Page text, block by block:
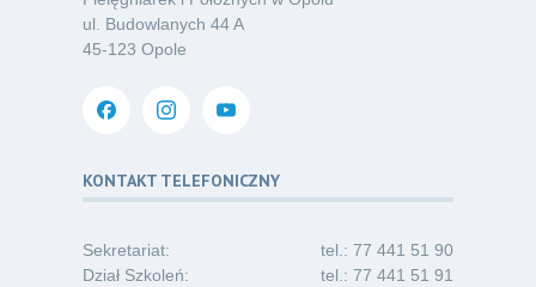
03
Oferta pracy – pielęgniarka/pielęgniarz
06.26
i absolwentów pielęgniarstwa
Kategoria:Komunikaty
ul. Budowlanych 44 A
45-123 Opole
KONTAKT TELEFONICZNY
Sekretariat:
tel.: 77 441 51 90
Dział Szkoleń:
tel.: 77 441 51 91